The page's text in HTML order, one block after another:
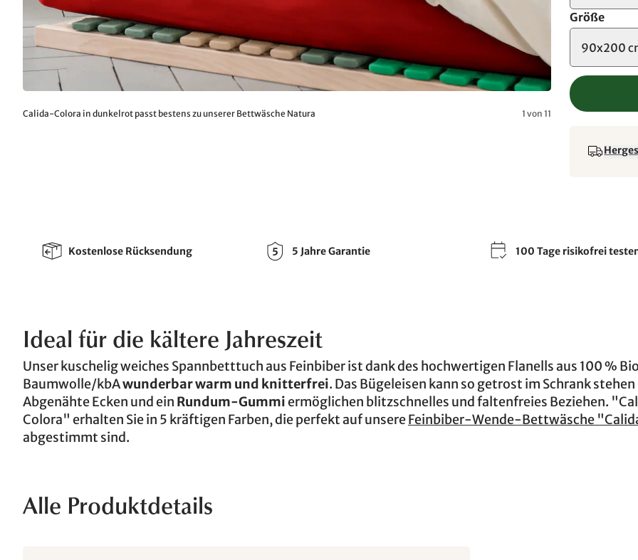
Calida-Colora in dunkelrot passt bestens zu unserer Bettwäsche Natura 1 von 11
Größe
90x200
Kostenlose Rücksendung 5 Jahre Garantie 100 Tage risikofrei
Ideal für die kältere Jahreszeit
Unser kuschelig weiches Spannbetttuch aus Feinbiber ist dank des hochwertigen Flanells aus 100 %
Baumwolle/kbAwunderbar warm und knitterfrei. Das Bügeleisen kann so getrost im Schrank
Abgenähte Ecken und ein Rundum-Gummi ermöglichen blitzschnelles und faltenfreies Beziehen.
Colora" erhalten Sie in 5 kräftigen Farben, die perfekt auf unsereFeinbiber-Wende-Bettwäsche
abgestimmt sind.
Alle Produktdetails